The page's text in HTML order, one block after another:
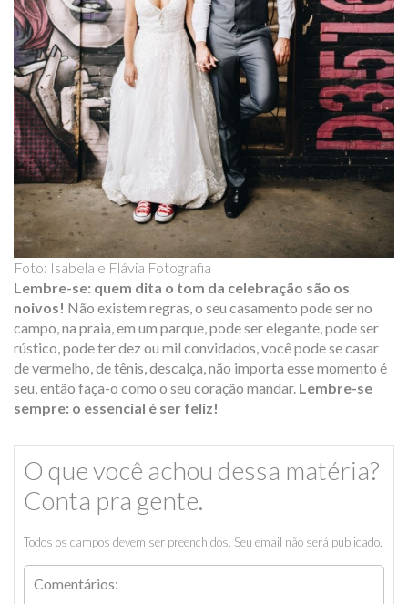
Foto: Isabela e Flávia Fotografia
Lembre-se: quem dita o tom da celebração são os
noivos! Não existem regras, o seu casamento pode ser no
campo, na praia, em um parque, pode ser elegante, pode ser
rústico, pode ter dez ou mil convidados, você pode se casar
de vermelho, de tênis, descalça, não importa esse momento é
seu, então faça-o como o seu coração mandar. Lembre-se
sempre: o essencial é ser feliz!
O que você achou dessa matéria?
Conta pra gente.
Todos os campos devem ser preenchidos. Seu email não será publicado.